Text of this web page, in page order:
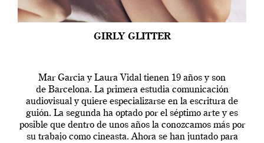
GIRLY GLITTER
Mar Garcia y Laura Vidal tienen 19 años y son
de Barcelona. La primera estudia comunicación
audiovisual y quiere especializarse en la escritura de
guión. La segunda ha optado por el séptimo arte y es
posible que dentro de unos años la conozcamos más por
su trabajo como cineasta. Ahora se han juntado para